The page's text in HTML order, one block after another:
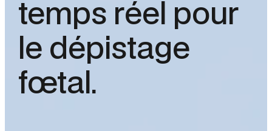
temps réel pour
le dépistage
fœtal.